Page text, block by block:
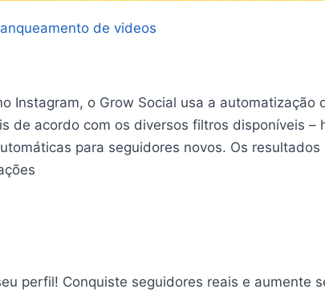
de videos
Instagram, o Grow Social usa a automatização
de acordo com os diversos filtros disponíveis
para seguidores novos. Os
perfil! Conquiste seguidores reais e aumente